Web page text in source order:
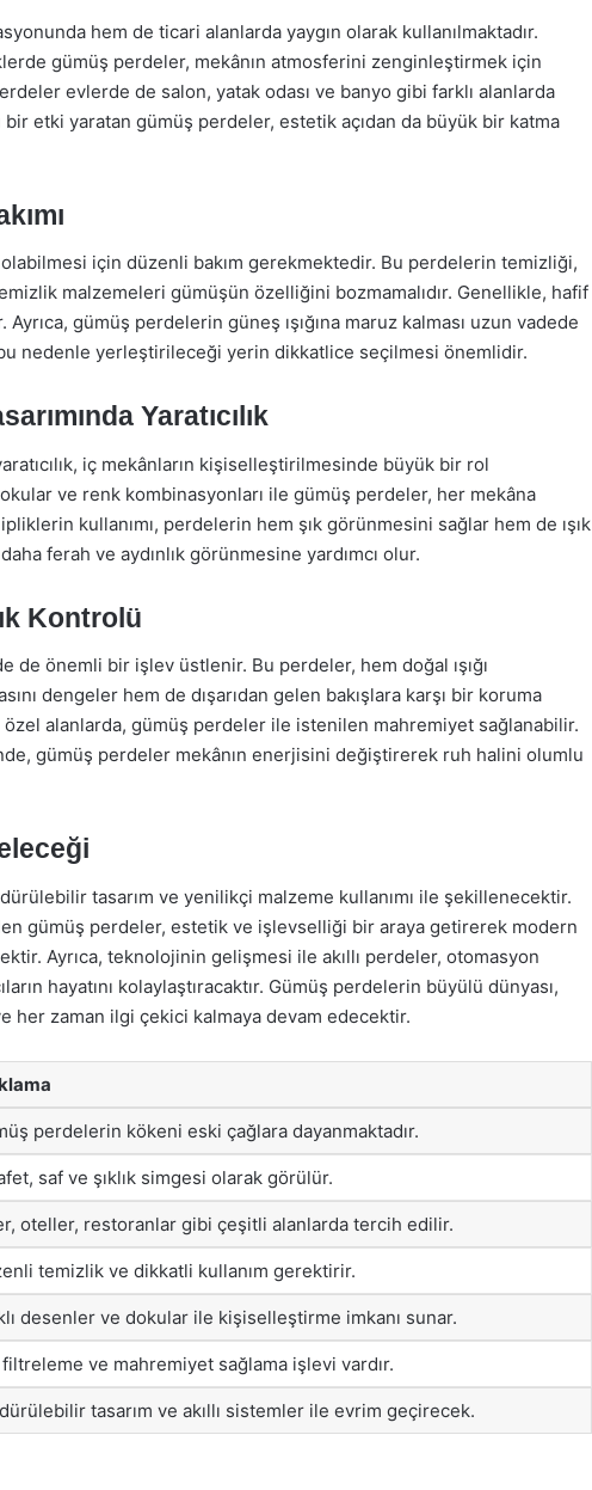
hem de ticari alanlarda yaygın olarak kullanılmaktadır.
gümüş perdeler, mekânın atmosferini zenginleştirmek için
evlerde de salon, yatak odası ve banyo gibi farklı alanlarda
bir etki yaratan gümüş perdeler, estetik açıdan da büyük bir katma
için düzenli bakım gerekmektedir. Bu perdelerin temizliği,
malzemeleri gümüşün özelliğini bozmamalıdır. Genellikle, hafif
gümüş perdelerin güneş ışığına maruz kalması uzun vadede
nedenle yerleştirileceği yerin dikkatlice seçilmesi önemlidir.
Yaratıcılık
iç mekânların kişiselleştirilmesinde büyük bir rol
ve renk kombinasyonları ile gümüş perdeler, her mekâna
kullanımı, perdelerin hem şık görünmesini sağlar hem de ışık
ferah ve aydınlık görünmesine yardımcı olur.
Kontrolü
de önemli bir işlev üstlenir. Bu perdeler, hem doğal ışığı
dengeler hem de dışarıdan gelen bakışlara karşı bir koruma
özel alanlarda, gümüş perdeler ile istenilen mahremiyet sağlanabilir.
gümüş perdeler mekânın enerjisini değiştirerek ruh halini olumlu
tasarım ve yenilikçi malzeme kullanımı ile şekillenecektir.
gümüş perdeler, estetik ve işlevselliği bir araya getirerek modern
Ayrıca, teknolojinin gelişmesi ile akıllı perdeler, otomasyon
hayatını kolaylaştıracaktır. Gümüş perdelerin büyülü dünyası,
her zaman ilgi çekici kalmaya devam edecektir.
perdelerin kökeni eski çağlara dayanmaktadır.
saf ve şıklık simgesi olarak görülür.
oteller, restoranlar gibi çeşitli alanlarda tercih edilir.
temizlik ve dikkatli kullanım gerektirir.
desenler ve dokular ile kişiselleştirme imkanı sunar.
filtreleme ve mahremiyet sağlama işlevi vardır.
tasarım ve akıllı sistemler ile evrim geçirecek.